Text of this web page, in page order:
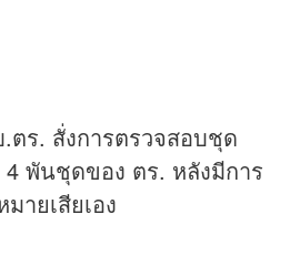
ตร. สั่งการตรวจสอบชุด
4 พันชุดของ ตร. หลังมีการ
ายเสียเอง